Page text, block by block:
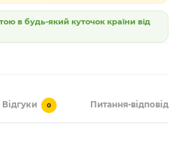
в будь-який куточок країни від
Відгуки 0 Питання-відповідь